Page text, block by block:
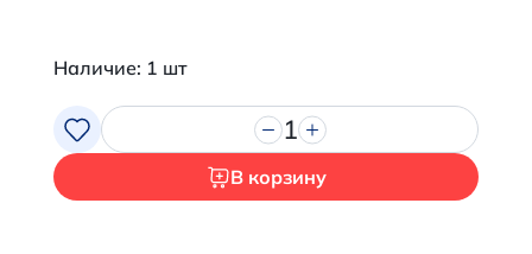
Наличие: 1 шт
1
В корзину